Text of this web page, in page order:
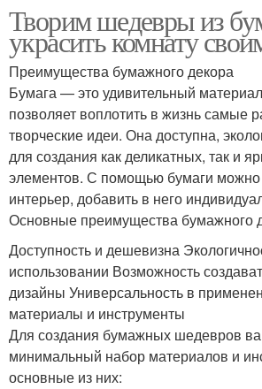
Творим шедевры из
украсить комнату
Преимущества бумажного декора
Бумага — это удивительный
позволяет воплотить в жизнь самые
творческие идеи. Она доступна,
для создания как деликатных, так и
элементов. С помощью бумаги можно
интерьер, добавить в него
Основные преимущества бумажного
Доступность и дешевизна
использовании Возможность
дизайны Универсальность в
материалы и инструменты
Для создания бумажных шедевров
минимальный набор материалов и
основные из них: